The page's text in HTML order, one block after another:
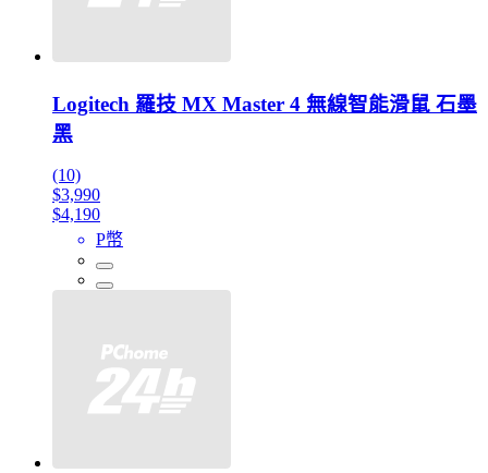
Logitech 羅技 MX Master 4 無線智能滑鼠 石墨
黑
(10)
$3,990
$4,190
P幣